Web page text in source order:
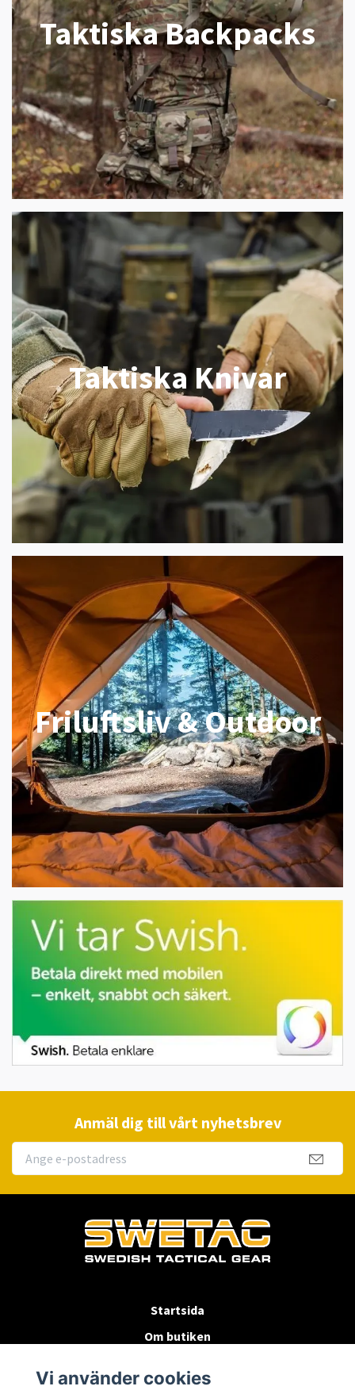
Taktiska Backpacks
Taktiska Knivar
Friluftsliv & Outdoor
Anmäl dig till vårt nyhetsbrev
Startsida
Om butiken
Vi använder cookies